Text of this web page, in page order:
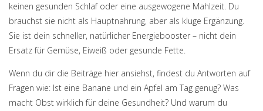
keinen gesunden Schlaf oder eine ausgewogene Mahlzeit. Du
brauchst sie nicht als Hauptnahrung, aber als kluge Ergänzung.
Sie ist dein schneller, natürlicher Energiebooster – nicht dein
Ersatz für Gemüse, Eiweiß oder gesunde Fette.
Wenn du dir die Beiträge hier ansiehst, findest du Antworten auf
Fragen wie: Ist eine Banane und ein Apfel am Tag genug? Was
macht Obst wirklich für deine Gesundheit? Und warum du